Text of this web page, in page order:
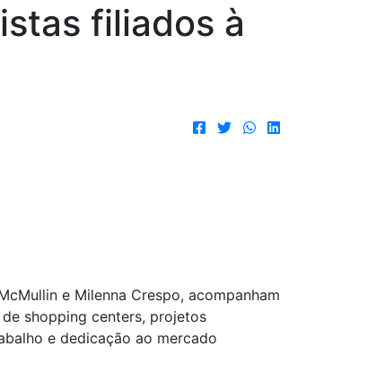
filiados à
e Milenna Crespo, acompanham
shopping centers, projetos
e dedicação ao mercado